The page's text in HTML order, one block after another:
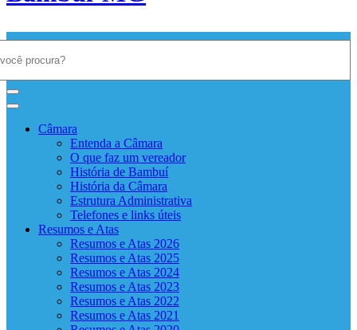
Câmara Municipal de Bambuí-
MG
Câmara
Entenda a Câmara
O que faz um vereador
História de Bambuí
História da Câmara
Estrutura Administrativa
Telefones e links úteis
Resumos e Atas
Resumos e Atas 2026
Resumos e Atas 2025
Resumos e Atas 2024
Resumos e Atas 2023
Resumos e Atas 2022
Resumos e Atas 2021